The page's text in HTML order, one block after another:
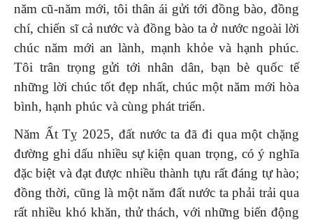
năm cũ-năm mới, tôi thân ái gửi tới đồng bào, đồng
chí, chiến sĩ cả nước và đồng bào ta ở nước ngoài lời
chúc năm mới an lành, mạnh khỏe và hạnh phúc.
Tôi trân trọng gửi tới nhân dân, bạn bè quốc tế
những lời chúc tốt đẹp nhất, chúc một năm mới hòa
bình, hạnh phúc và cùng phát triển.
Năm Ất Tỵ 2025, đất nước ta đã đi qua một chặng
đường ghi dấu nhiều sự kiện quan trọng, có ý nghĩa
đặc biệt và đạt được nhiều thành tựu rất đáng tự hào;
đồng thời, cũng là một năm đất nước ta phải trải qua
rất nhiều khó khăn, thử thách, với những biến động